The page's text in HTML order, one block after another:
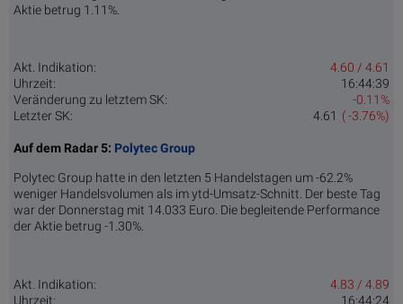
Aktie betrug 1.11%.
Akt. Indikation:
4.60 / 4.61
Uhrzeit:
16:44:39
Veränderung zu letztem SK:
-0.11%
Letzter SK:
( -3.76%)
4.61
Auf dem Radar 5: Polytec Group
Polytec Group hatte in den letzten 5 Handelstagen um -62.2%
weniger Handelsvolumen als im ytd-Umsatz-Schnitt. Der beste Tag
war der Donnerstag mit 14.033 Euro. Die begleitende Performance
der Aktie betrug -1.30%.
Akt. Indikation:
4.83 / 4.89
Uhrzeit:
16:44:24